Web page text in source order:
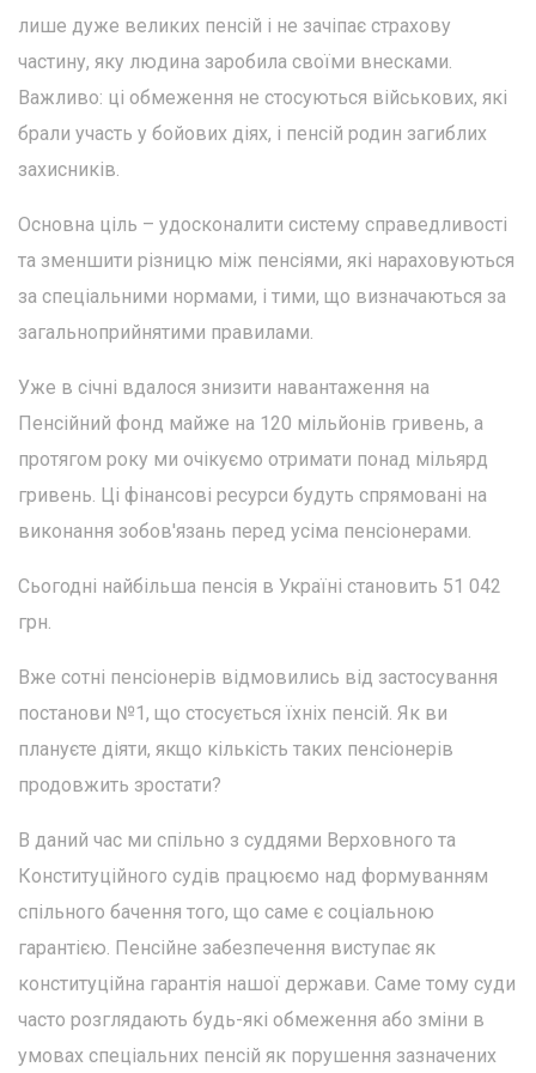
лише дуже великих пенсій і не зачіпає страхову
частину, яку людина заробила своїми внесками.
Важливо: ці обмеження не стосуються військових, які
брали участь у бойових діях, і пенсій родин загиблих
захисників.
Основна ціль – удосконалити систему справедливості
та зменшити різницю між пенсіями, які нараховуються
за спеціальними нормами, і тими, що визначаються за
загальноприйнятими правилами.
Уже в січні вдалося знизити навантаження на
Пенсійний фонд майже на 120 мільйонів гривень, а
протягом року ми очікуємо отримати понад мільярд
гривень. Ці фінансові ресурси будуть спрямовані на
виконання зобов'язань перед усіма пенсіонерами.
Сьогодні найбільша пенсія в Україні становить 51 042
грн.
Вже сотні пенсіонерів відмовились від застосування
постанови №1, що стосується їхніх пенсій. Як ви
плануєте діяти, якщо кількість таких пенсіонерів
продовжить зростати?
В даний час ми спільно з суддями Верховного та
Конституційного судів працюємо над формуванням
спільного бачення того, що саме є соціальною
гарантією. Пенсійне забезпечення виступає як
конституційна гарантія нашої держави. Саме тому суди
часто розглядають будь-які обмеження або зміни в
умовах спеціальних пенсій як порушення зазначених